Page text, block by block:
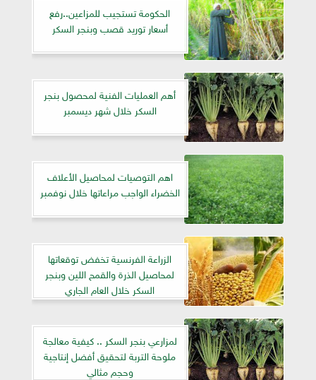
الحكومة تستجيب للمزاعين..رفع
أسعار توريد قصب وبنجر السكر
أهم العمليات الفنية لمحصول بنجر
السكر خلال شهر ديسمبر
اهم التوصيات لمحاصيل الأعلاف
الخضراء الواجب مراعاتها خلال نوفمبر
الزراعة الفرنسية تخفض توقعاتها
لمحاصيل الذرة والقمح اللين وبنجر
السكر خلال العام الجاري
لمزارعي بنجر السكر .. كيفية معالجة
ملوحة التربة لتحقيق أفضل إنتاجية
وحجم مثالي